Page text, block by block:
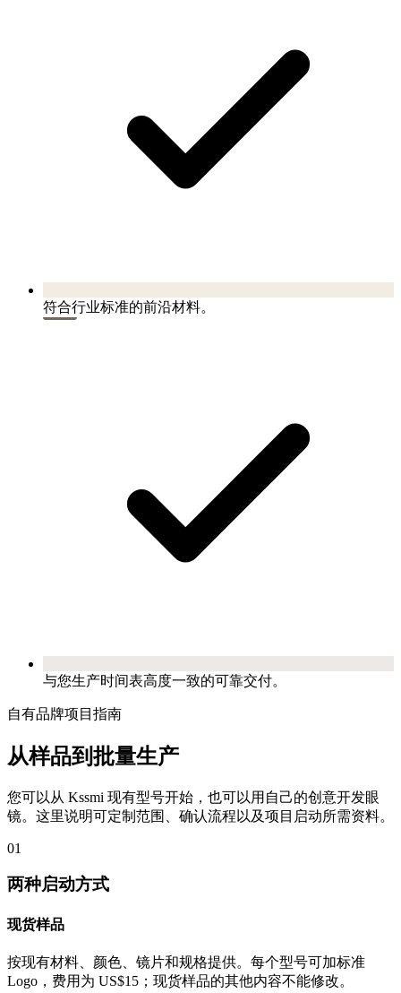
符合行业标准的前沿材料。
与您生产时间表高度一致的可靠交付。
自有品牌项目指南
从样品到批量生产
您可以从 Kssmi 现有型号开始，也可以用自己的创意开发眼
镜。这里说明可定制范围、确认流程以及项目启动所需资料。
01
两种启动方式
现货样品
按现有材料、颜色、镜片和规格提供。每个型号可加标准
Logo，费用为 US$15；现货样品的其他内容不能修改。